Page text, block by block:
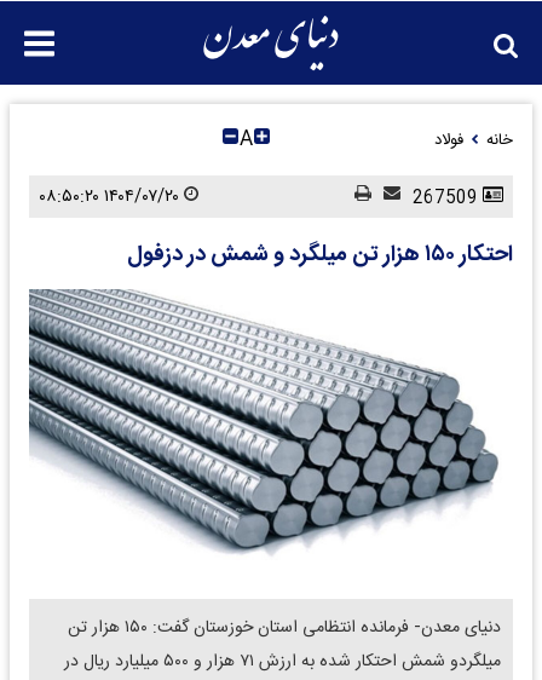
خانه فولاد A
احتکار ۱۵۰ هزار تن میلگرد و شمش در دزفول
دنیای معدن- فرمانده انتظامی استان خوزستان گفت: ۱۵۰ هزار تن
میلگردو شمش احتکار شده به ارزش ۷۱ هزار و ۵۰۰ میلیارد ریال در